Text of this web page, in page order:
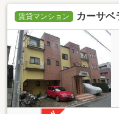
賃貸マンション カーサベ